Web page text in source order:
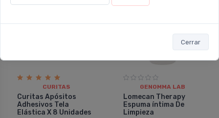
Cerrar
CURITAS
Curitas Apósitos
Adhesivos Tela
Elástica X 8 Unidades
GENOMMA LAB
Lomecan Therapy
Espuma íntima De
Limpieza